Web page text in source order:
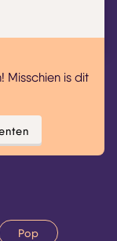
Misschien is dit
Pop